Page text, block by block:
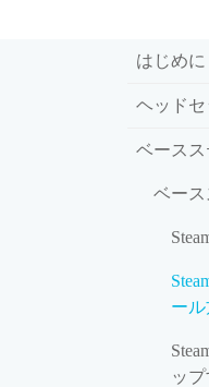
はじめに
ヘッド
ベース
ベース
ー
ッ